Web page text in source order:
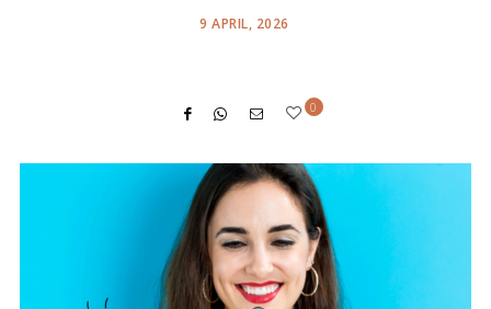
POSTED
9 APRIL, 2026
0